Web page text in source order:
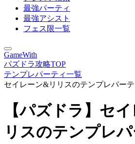
最強パーティ
最強アシスト
フェス限一覧
GameWith
パズドラ攻略TOP
テンプレパーティ一覧
セイレーン&リリスのテンプレパーテ
【パズドラ】セ
リスのテンプレ